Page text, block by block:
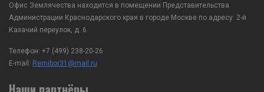
Офис Землячества находится в помещении Представительства
Администрации Краснодарского края в городе Москве по адресу: 2-й
Казачий переулок, д. 6.
Телефон: +7 (499) 238-20-26
E-mail: Remibor31@mail.ru